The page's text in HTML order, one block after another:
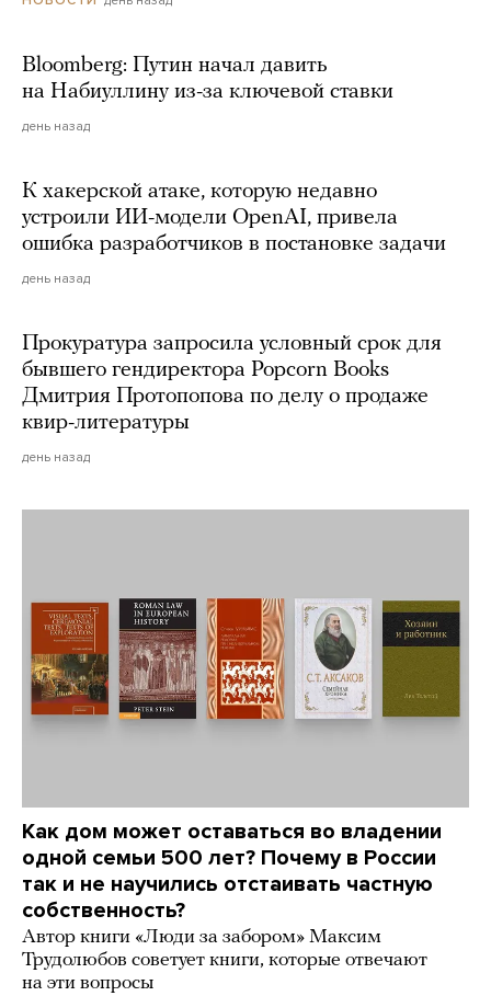
Bloomberg: Путин начал давить
на Набиуллину из-за ключевой ставки
день назад
К хакерской атаке, которую недавно
устроили ИИ-модели OpenAI, привела
ошибка разработчиков в постановке задачи
день назад
Прокуратура запросила условный срок для
бывшего гендиректора Popcorn Books
Дмитрия Протопопова по делу о продаже
квир-литературы
день назад
Как дом может оставаться во владении
одной семьи 500 лет? Почему в России
так и не научились отстаивать частную
собственность?
Автор книги «Люди за забором» Максим
Трудолюбов советует книги, которые отвечают
на эти вопросы